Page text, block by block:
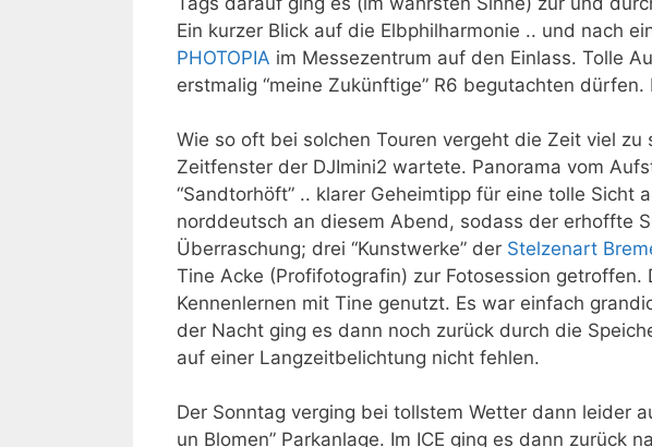
Ein kurzer Blick auf die Elbphilharmonie .. und nach
PHOTOPIA im Messezentrum auf den Einlass. Tolle
erstmalig “meine Zukünftige” R6 begutachten
Wie so oft bei solchen Touren vergeht die Zeit viel
Zeitfenster der DJImini2 wartete. Panorama vom
“Sandtorhöft” .. klarer Geheimtipp für eine tolle
norddeutsch an diesem Abend, sodass der erhoffte
Überraschung; drei “Kunstwerke” der Stelzenart
Tine Acke (Profifotografin) zur Fotosession
Kennenlernen mit Tine genutzt. Es war einfach
der Nacht ging es dann noch zurück durch die
auf einer Langzeitbelichtung nicht fehlen.
Der Sonntag verging bei tollstem Wetter dann leider
un Blomen” Parkanlage. Im ICE ging es dann zurück